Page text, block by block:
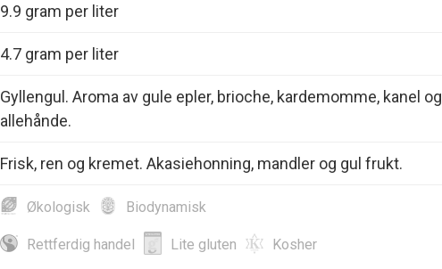
9.9 gram per liter
4.7 gram per liter
Gyllengul. Aroma av gule epler, brioche, kardemomme, kanel og
allehånde.
Frisk, ren og kremet. Akasiehonning, mandler og gul frukt.
Økologisk Biodynamisk
Rettferdig handel Lite gluten Kosher